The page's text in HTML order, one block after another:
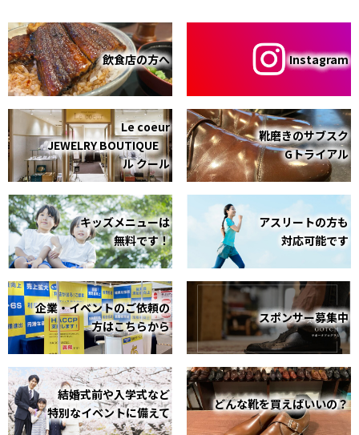
飲食店の方へ Instagram
Le coeur
JEWELRY BOUTIQUE
ル クール
靴磨きのサブスク
Gトライアル
キッズメニューは
無料です！
アスリートの方も
対応可能です
企業・イベントのご依頼の
方はこちらから
スポンサー募集中
結婚式前や入学式など
特別なイベントに備えて
どんな靴を買えばいいの？